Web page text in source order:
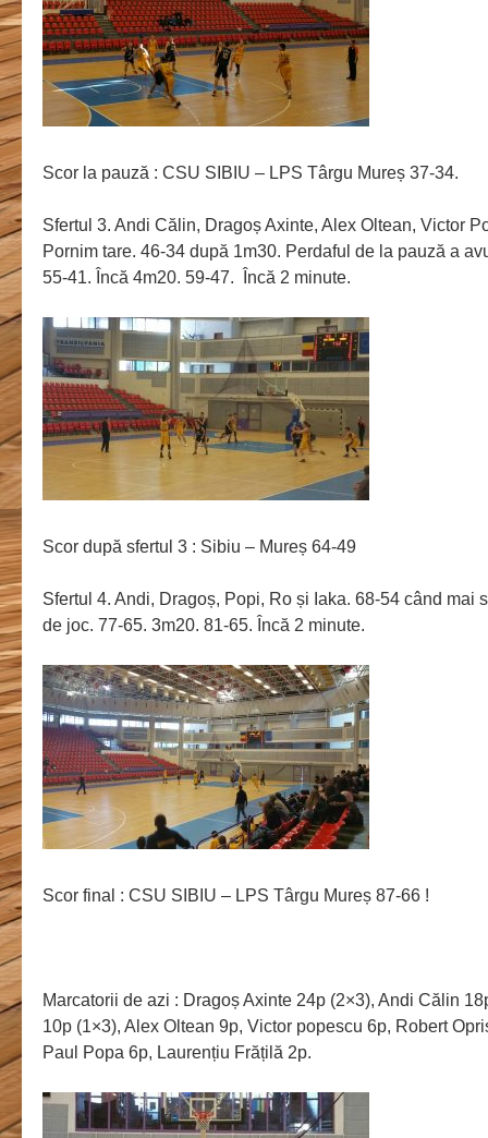
Scor la pauză : CSU SIBIU – LPS Târgu Mureș 37-34.
Sfertul 3. Andi Călin, Dragoș Axinte, Alex Oltean, Victor
Pornim tare. 46-34 după 1m30. Perdaful de la pauză a
55-41. Încă 4m20. 59-47. Încă 2 minute.
Scor după sfertul 3 : Sibiu – Mureș 64-49
Sfertul 4. Andi, Dragoș, Popi, Ro și Iaka. 68-54 când mai
de joc. 77-65. 3m20. 81-65. Încă 2 minute.
Scor final : CSU SIBIU – LPS Târgu Mureș 87-66 !
Marcatorii de azi : Dragoș Axinte 24p (2×3), Andi Călin
10p (1×3), Alex Oltean 9p, Victor popescu 6p, Robert
Paul Popa 6p, Laurențiu Frățilă 2p.